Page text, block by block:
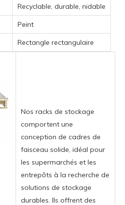
Recyclable, durable, nidable
Peint
Rectangle rectangulaire
Nos racks de stockage
comportent une
conception de cadres de
faisceau solide, idéal pour
les supermarchés et les
entrepôts à la recherche de
solutions de stockage
durables. Ils offrent des